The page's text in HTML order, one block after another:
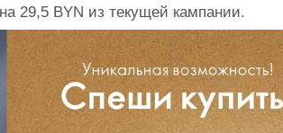
29,5 BYN из текущей кампании.